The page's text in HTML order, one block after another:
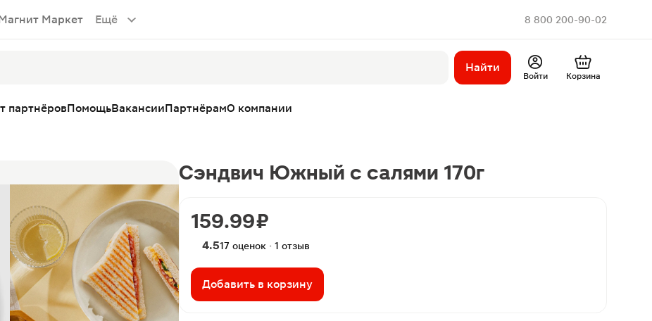
Маркет Ещё 8 800 200-90-02
Найти
Войти Корзина
партнёровПомощьВакансииПартнёрамО компании
Сэндвич Южный с салями 170г
159.99 ₽
4.517 оценок · 1 отзыв
Добавить в корзину